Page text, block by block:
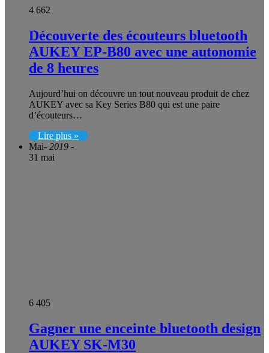
4 662
Découverte des écouteurs bluetooth
AUKEY EP-B80 avec une autonomie
de 8 heures
Aujourd’hui on découvre un tout nouveau produit de chez
AUKEY avec sa Key Series B80 qui est une paire
d’écouteurs…
Lire plus »
Mai- 2019 -
31 mai
6 405
Gagner une enceinte bluetooth design
AUKEY SK-M30